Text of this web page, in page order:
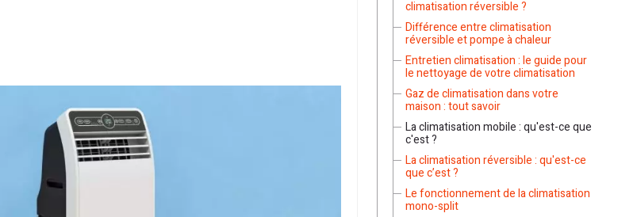
climatisation réversible ?
Différence entre climatisation
réversible et pompe à chaleur
Entretien climatisation : le guide pour
le nettoyage de votre climatisation
Gaz de climatisation dans votre
maison : tout savoir
La climatisation mobile : qu'est-ce que
c'est ?
La climatisation réversible : qu'est-ce
que c’est ?
Le fonctionnement de la climatisation
mono-split